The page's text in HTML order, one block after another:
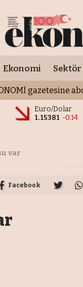
Ekonomi Sektör
gazetesine
Euro/Dolar
1.15381 -0.14
var
Facebook